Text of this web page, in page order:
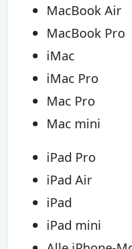
MacBook Air
MacBook Pro
iMac
iMac Pro
Mac Pro
Mac mini
iPad Pro
iPad Air
iPad
iPad mini